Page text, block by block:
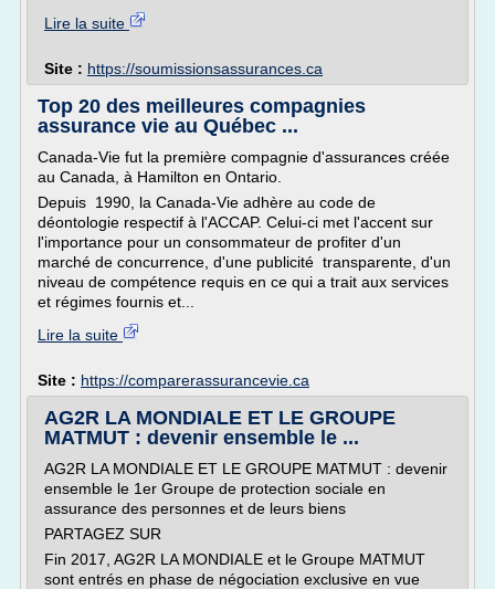
Lire la suite
Site : https://soumissionsassurances.ca
Top 20 des meilleures compagnies
assurance vie au Québec ...
Canada-Vie fut la première compagnie d'assurances créée
au Canada, à Hamilton en Ontario.
Depuis 1990, la Canada-Vie adhère au code de
déontologie respectif à l'ACCAP. Celui-ci met l'accent sur
l'importance pour un consommateur de profiter d'un
marché de concurrence, d'une publicité transparente, d'un
niveau de compétence requis en ce qui a trait aux services
et régimes fournis et...
Lire la suite
Site : https://comparerassurancevie.ca
AG2R LA MONDIALE ET LE GROUPE
MATMUT : devenir ensemble le ...
AG2R LA MONDIALE ET LE GROUPE MATMUT : devenir
ensemble le 1er Groupe de protection sociale en
assurance des personnes et de leurs biens
PARTAGEZ SUR
Fin 2017, AG2R LA MONDIALE et le Groupe MATMUT
sont entrés en phase de négociation exclusive en vue